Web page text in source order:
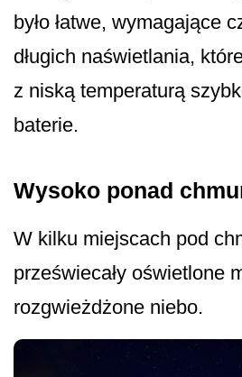
było łatwe, wymagające
długich naświetlania,
z niską temperaturą
baterie.
Wysoko ponad
W kilku miejscach pod
przeświecały oświetlone
rozgwieżdżone ni­ebo.